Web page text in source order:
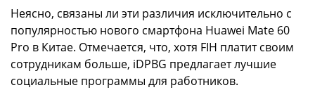
Неясно, связаны ли эти различия исключительно с
популярностью нового смартфона Huawei Mate 60
Pro в Китае. Отмечается, что, хотя FIH платит своим
сотрудникам больше, iDPBG предлагает лучшие
социальные программы для работников.